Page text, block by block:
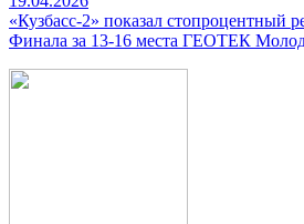
«Кузбасс-2» показал стопроцентный
Финала за 13-16 места ГЕОТЕК